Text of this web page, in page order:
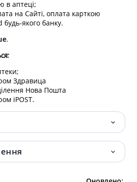
в аптеці;
на Сайті, оплата карткою
якого банку.
.
Здравица
Нова Пошта
iPOST.